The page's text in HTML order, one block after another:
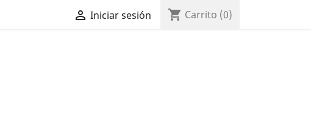
 Iniciar sesión shopping_cart Carrito (0)